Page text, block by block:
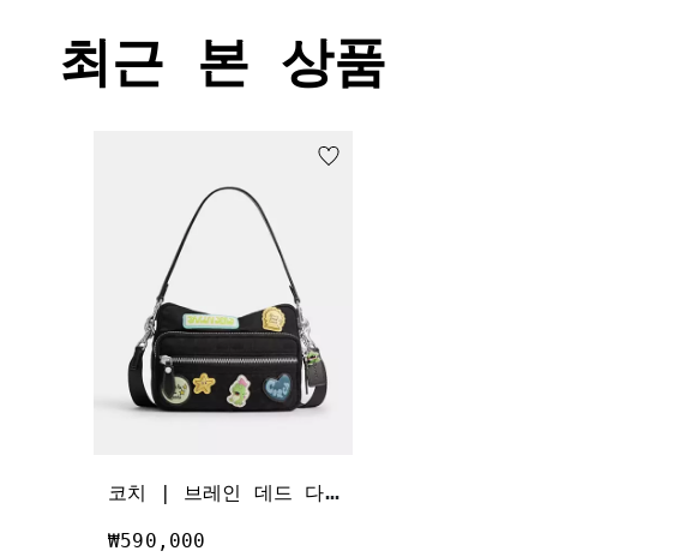
최근 본 상품
코
치 | 브레인 데드 다코타 크로스바디 백 인 시그니처 나일론 위드 패치
₩590,000